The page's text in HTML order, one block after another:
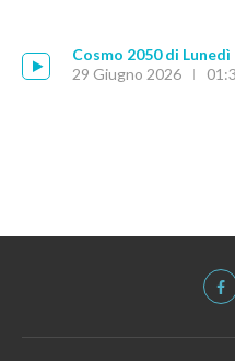
Cosmo 2050 di
29 Giugno 2026